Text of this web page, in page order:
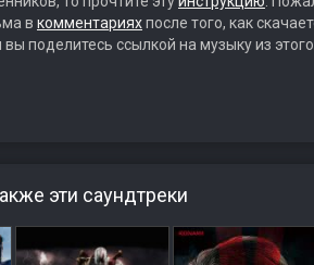
в комментарияхпосле того, как
поделитесь ссылкой на музыку из
эти саундтреки